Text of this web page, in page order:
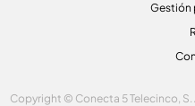
Gestión
Copyright © Conecta 5 Telecinco,